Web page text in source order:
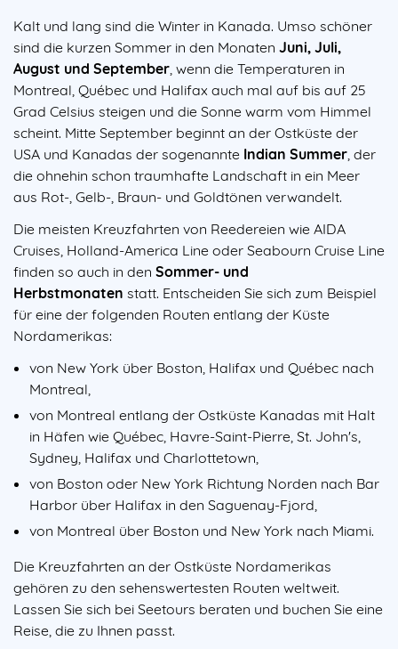
Kalt und lang sind die Winter in Kanada. Umso schöner
sind die kurzen Sommer in den Monaten Juni, Juli,
August und September, wenn die Temperaturen in
Montreal, Québec und Halifax auch mal auf bis auf 25
Grad Celsius steigen und die Sonne warm vom Himmel
scheint. Mitte September beginnt an der Ostküste der
USA und Kanadas der sogenannte Indian Summer, der
die ohnehin schon traumhafte Landschaft in ein Meer
aus Rot-, Gelb-, Braun- und Goldtönen verwandelt.
Die meisten Kreuzfahrten von Reedereien wie AIDA
Cruises, Holland-America Line oder Seabourn Cruise Line
finden so auch in den Sommer- und
Herbstmonaten statt. Entscheiden Sie sich zum Beispiel
für eine der folgenden Routen entlang der Küste
Nordamerikas:
von New York über Boston, Halifax und Québec nach
Montreal,
von Montreal entlang der Ostküste Kanadas mit Halt
in Häfen wie Québec, Havre-Saint-Pierre, St. John's,
Sydney, Halifax und Charlottetown,
von Boston oder New York Richtung Norden nach Bar
Harbor über Halifax in den Saguenay-Fjord,
von Montreal über Boston und New York nach Miami.
Die Kreuzfahrten an der Ostküste Nordamerikas
gehören zu den sehenswertesten Routen weltweit.
Lassen Sie sich bei Seetours beraten und buchen Sie eine
Reise, die zu Ihnen passt.